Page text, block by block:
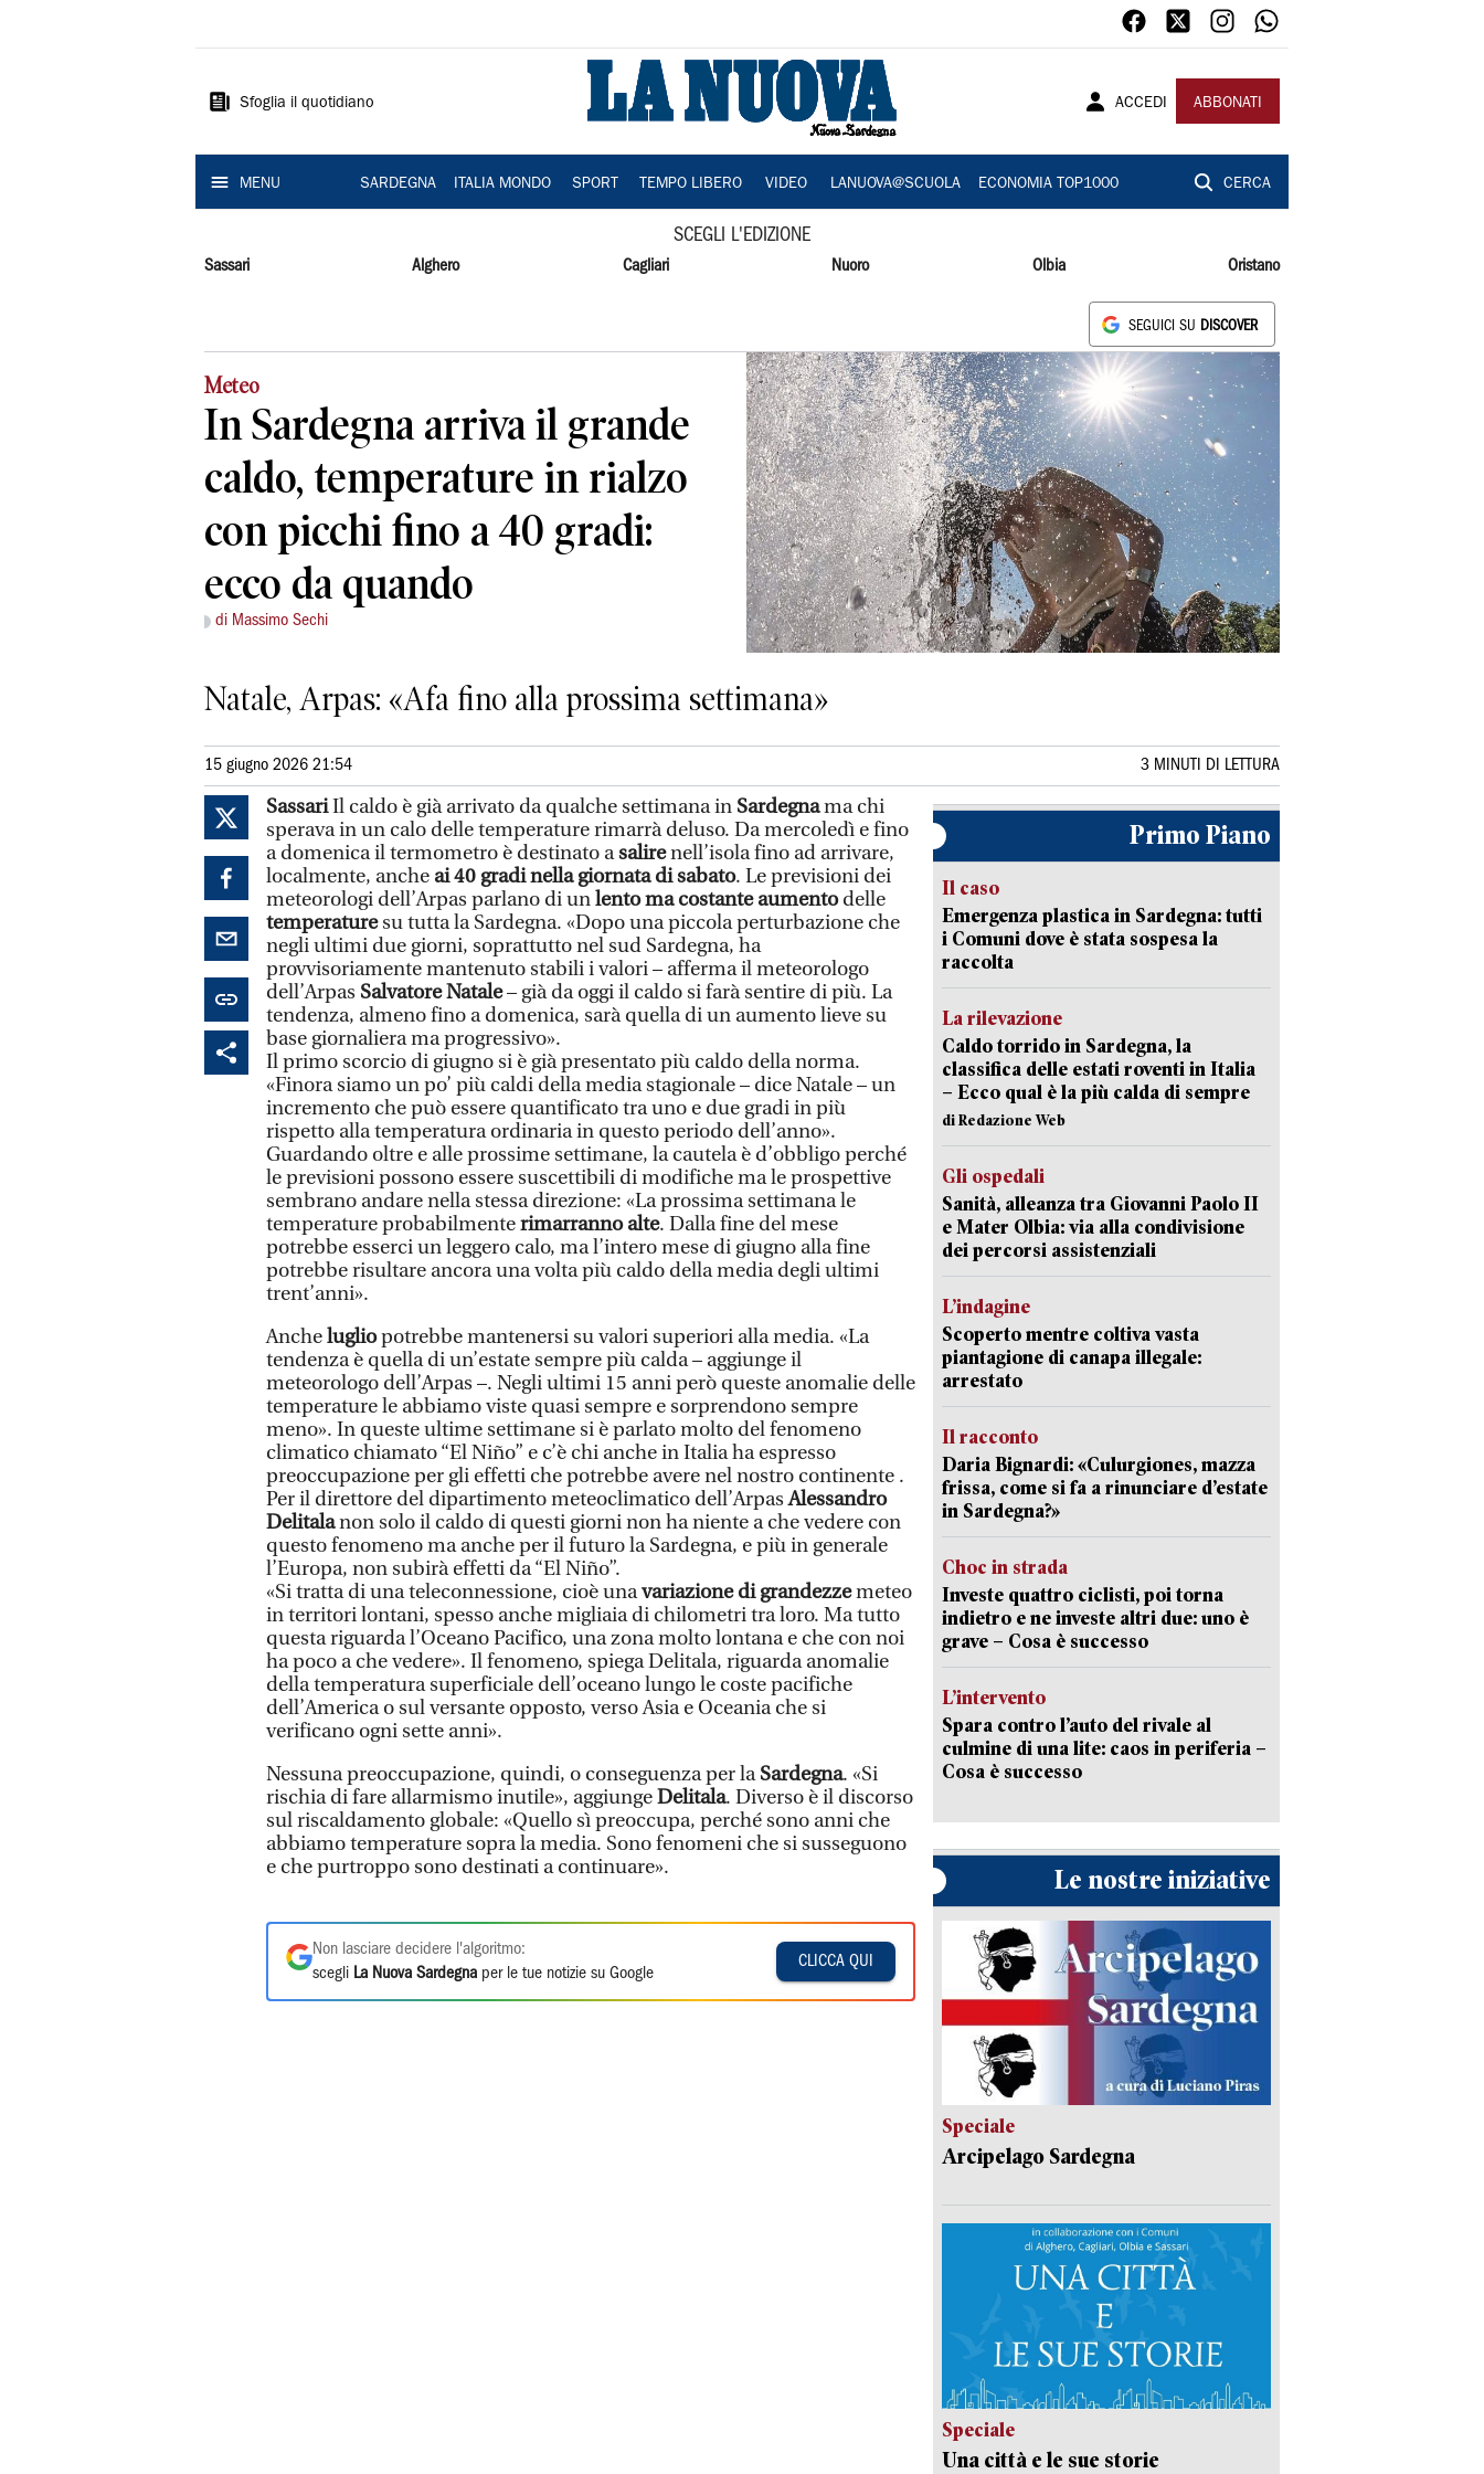
Sardegna
Sfoglia il quotidiano ACCEDI ABBONATI
MENU SARDEGNA ITALIA MONDO SPORT TEMPO LIBERO VIDEO LANUOVA@SCUOLA ECONOMIA TOP1000 CERCA
SCEGLI L'EDIZIONE
Sassari Alghero Cagliari Nuoro Olbia Oristano
SEGUICI SU DISCOVER
Meteo
In Sardegna arriva il grande
caldo, temperature in rialzo
con picchi fino a 40 gradi:
ecco da quando
di Massimo Sechi
Natale, Arpas: «Afa fino alla prossima settimana»
15 giugno 2026 21:54 3 MINUTI DI LETTURA
SassariIl caldo è già arrivato da qualche settimana in Sardegnama chi
sperava in un calo delle temperature rimarrà deluso. Da mercoledì e fino
a domenica il termometro è destinato asalirenell’isola fino ad arrivare,
localmente, anche ai 40 gradi nella giornata di sabato. Le previsioni dei
meteorologi dell’Arpas parlano di unlento ma costante aumentodelle
temperaturesu tutta la Sardegna. «Dopo una piccola perturbazione che
negli ultimi due giorni, soprattutto nel sud Sardegna, ha
provvisoriamente mantenuto stabili i valori – afferma il meteorologo
dell’Arpas Salvatore Natale– già da oggi il caldo si farà sentire di più. La
tendenza, almeno fino a domenica, sarà quella di un aumento lieve su
base giornaliera ma progressivo».
Il primo scorcio di giugno si è già presentato più caldo della norma.
«Finora siamo un po’ più caldi della media stagionale – dice Natale – un
incremento che può essere quantificato tra uno e due gradi in più
rispetto alla temperatura ordinaria in questo periodo dell’anno».
Guardando oltre e alle prossime settimane, la cautela è d’obbligo perché
le previsioni possono essere suscettibili di modifiche ma le prospettive
sembrano andare nella stessa direzione: «La prossima settimana le
temperature probabilmenterimarranno alte. Dalla fine del mese
potrebbe esserci un leggero calo, ma l’intero mese di giugno alla fine
potrebbe risultare ancora una volta più caldo della media degli ultimi
trent’anni».
Anchelugliopotrebbe mantenersi su valori superiori alla media. «La
tendenza è quella di un’estate sempre più calda – aggiunge il
meteorologo dell’Arpas –. Negli ultimi 15 anni però queste anomalie delle
temperature le abbiamo viste quasi sempre e sorprendono sempre
meno». In queste ultime settimane si è parlato molto del fenomeno
climatico chiamato “El Niño” e c’è chi anche in Italia ha espresso
preoccupazione per gli effetti che potrebbe avere nel nostro continente .
Per il direttore del dipartimento meteoclimatico dell’ArpasAlessandro
Delitalanon solo il caldo di questi giorni non ha niente a che vedere con
questo fenomeno ma anche per il futuro la Sardegna, e più in generale
l’Europa, non subirà effetti da “El Niño”.
«Si tratta di una teleconnessione, cioè unavariazione di grandezzemeteo
in territori lontani, spesso anche migliaia di chilometri tra loro. Ma tutto
questa riguarda l’Oceano Pacifico, una zona molto lontana e che con noi
ha poco a che vedere». Il fenomeno, spiega Delitala, riguarda anomalie
della temperatura superficiale dell’oceano lungo le coste pacifiche
dell’America o sul versante opposto, verso Asia e Oceania che si
verificano ogni sette anni».
Nessuna preoccupazione, quindi, o conseguenza per laSardegna. «Si
rischia di fare allarmismo inutile», aggiungeDelitala. Diverso è il discorso
sul riscaldamento globale: «Quello sì preoccupa, perché sono anni che
abbiamo temperature sopra la media. Sono fenomeni che si susseguono
e che purtroppo sono destinati a continuare».
Non lasciare decidere l'algoritmo:
scegli La Nuova Sardegna per le tue notizie su Google
CLICCA QUI
Primo Piano
Il caso
Emergenza plastica in Sardegna: tutti
i Comuni dove è stata sospesa la
raccolta
La rilevazione
Caldo torrido in Sardegna, la
classifica delle estati roventi in Italia
– Ecco qual è la più calda di sempre
di Redazione Web
Gli ospedali
Sanità, alleanza tra Giovanni Paolo II
e Mater Olbia: via alla condivisione
dei percorsi assistenziali
L’indagine
Scoperto mentre coltiva vasta
piantagione di canapa illegale:
arrestato
Il racconto
Daria Bignardi: «Culurgiones, mazza
frissa, come si fa a rinunciare d’estate
in Sardegna?»
Choc in strada
Investe quattro ciclisti, poi torna
indietro e ne investe altri due: uno è
grave – Cosa è successo
L’intervento
Spara contro l’auto del rivale al
culmine di una lite: caos in periferia –
Cosa è successo
Le nostre iniziative
Speciale
Arcipelago Sardegna
Speciale
Una città e le sue storie